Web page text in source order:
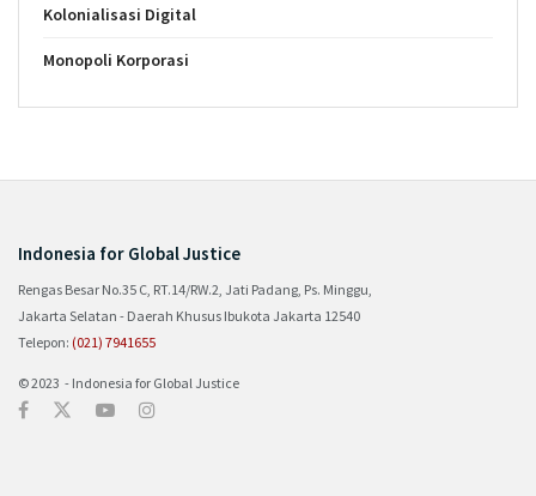
Kolonialisasi Digital
Monopoli Korporasi
Indonesia for Global Justice
Rengas Besar No.35 C, RT.14/RW.2, Jati Padang, Ps. Minggu,
Jakarta Selatan - Daerah Khusus Ibukota Jakarta 12540
Telepon: (021) 7941655
© 2023 - Indonesia for Global Justice